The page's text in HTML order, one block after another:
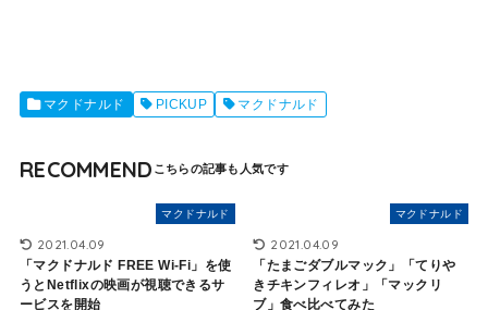
マクドナルド PICKUP マクドナルド
RECOMMEND
マクドナルド
2021.04.09
「マクドナルド FREE Wi-Fi」を使
うとNetflixの映画が視聴できるサ
ービスを開始
マクドナルド
2021.04.09
「たまごダブルマック」「てりや
きチキンフィレオ」「マックリ
ブ」食べ比べてみた